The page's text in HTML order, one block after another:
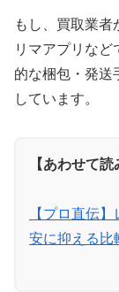
買取にも対
もし、買取業者
リマアプリな
的な梱包・発送
しています。
【あわせて読
【プロ直伝
安に抑える比